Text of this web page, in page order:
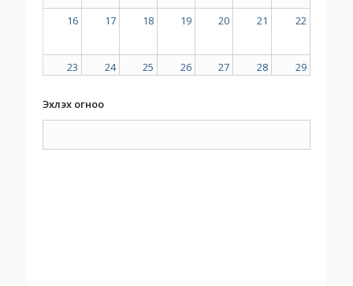
16 17 18 19 20 21 22
23 24 25 26 27 28 29
Эхлэх огноо